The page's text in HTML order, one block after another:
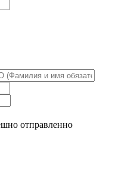
отправленно